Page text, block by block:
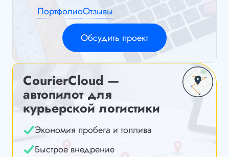
ПортфолиоОтзывы
Обсудить проект
CourierCloud —
автопилот для
курьерской логистики
Экономия пробега и топлива
Быстрое внедрение